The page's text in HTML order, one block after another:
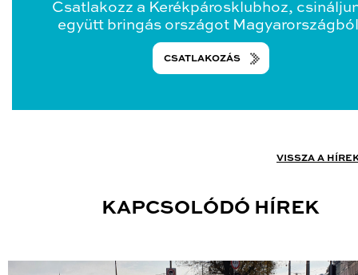
Csatlakozz a Kerékpárosklubhoz,
együtt bringás országot
CSATLAKOZÁS
VISSZA A
KAPCSOLÓDÓ HÍREK